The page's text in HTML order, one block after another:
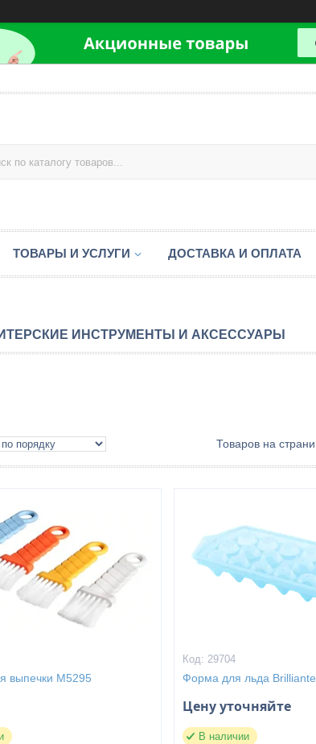
ТОВАРЫ И УСЛУГИ ДОСТАВКА И ОПЛАТА
ИНСТРУМЕНТЫ И АКСЕССУАРЫ
выпечки М5295
29704
Форма для льда Brilliante
Цену уточняйте
В наличии